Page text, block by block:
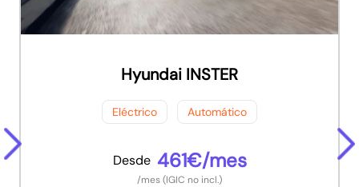
Hyundai INSTER
Eléctrico Automático
Desde 461€/mes
/mes (IGIC no incl.)